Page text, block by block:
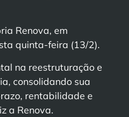
Renova, em
quinta-feira (13/2).
na reestruturação e
consolidando sua
rentabilidade e
a Renova.